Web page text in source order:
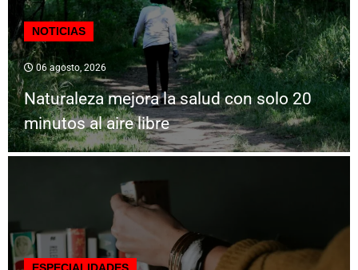
NOTICIAS
06 agosto, 2026
Naturaleza mejora la salud con solo 20
minutos al aire libre